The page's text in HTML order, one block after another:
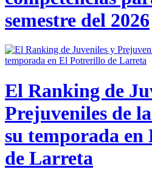
semestre del 2026
El Ranking de
Prejuveniles de
su temporada
de Larreta